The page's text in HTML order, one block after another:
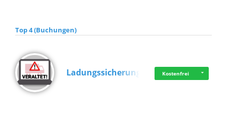
Top 4 (Buchungen)
Ladungssicherung Kostenfrei